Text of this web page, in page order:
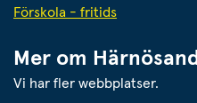
Förskola - fritids
Mer om Härnösand
Vi har fler webbplatser.